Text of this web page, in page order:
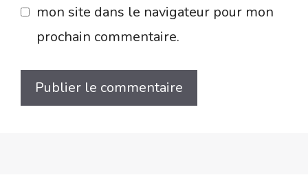
mon site dans le navigateur pour mon
prochain commentaire.